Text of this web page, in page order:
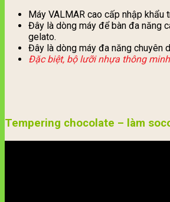
Máy VALMAR cao cấp nhập
Đây là dòng máy để bàn đa năng
gelato.
Đây là dòng máy đa năng chuyên
Đặc biệt, bộ lưỡi nhựa thông
Tempering chocolate – làm